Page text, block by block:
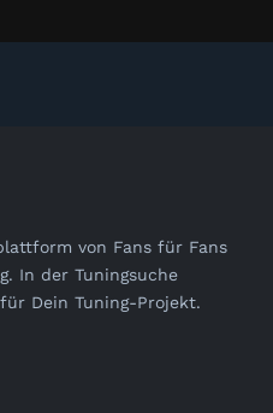
von Fans für Fans
In der Tuningsuche
Dein Tuning-Projekt.